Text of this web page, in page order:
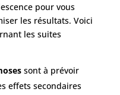
pour vous
les résultats. Voici
les suites
sont à prévoir
effets secondaires